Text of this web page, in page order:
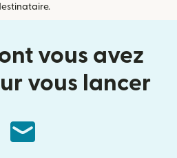
vous avez
vous lancer